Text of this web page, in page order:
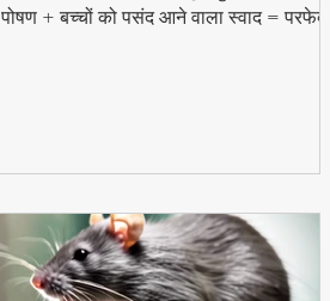
पोषण + बच्चों को पसंद आने वाला स्वाद = परफेक्ट